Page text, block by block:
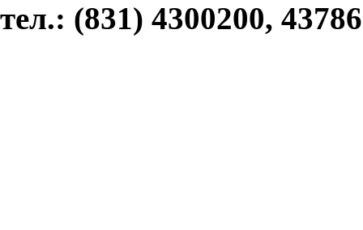
тел.: (831) 4300200,